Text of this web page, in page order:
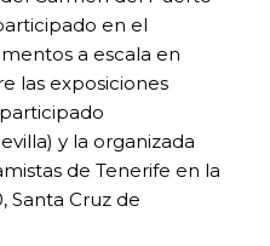
en el
a escala en
las exposiciones
y la organizada
de Tenerife en la
Santa Cruz de